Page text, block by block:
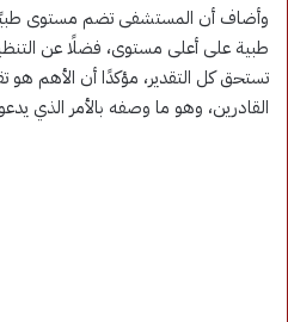
وأضاف أن المستشفى تضم مستوى طبيًا
طبية على أعلى مستوى، فضلًا عن
تستحق كل التقدير، مؤكدًا أن الأهم هو
القادرين، وهو ما وصفه بالأمر الذي